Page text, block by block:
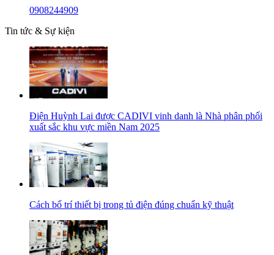
0908244909
Tin tức & Sự kiện
Điện Huỳnh Lai được CADIVI vinh danh là Nhà phân phối
xuất sắc khu vực miền Nam 2025
Cách bố trí thiết bị trong tủ điện đúng chuẩn kỹ thuật